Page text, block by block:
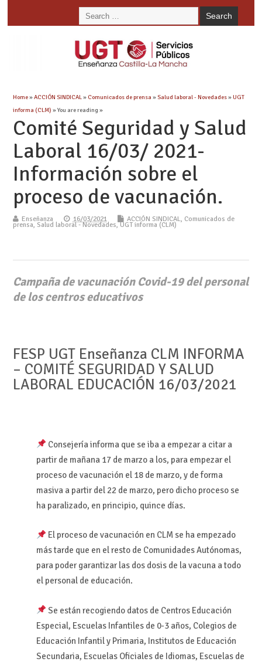
Home»ACCIÓN SINDICAL» Comunicados de prensa »Salud laboral - Novedades»UGT
informa (CLM) » You are reading »
Comité Seguridad y Salud
Laboral 16/03/ 2021-
Información sobre el
proceso de vacunación.
Enseñanza 16/03/2021 ACCIÓN SINDICAL, Comunicados de
prensa, Salud laboral - Novedades,UGT informa (CLM)
Campaña de vacunación Covid-19 del personal
de los centros educativos
FESP UGT Enseñanza CLM INFORMA
– COMITÉ SEGURIDAD Y SALUD
LABORAL EDUCACIÓN 16/03/2021
Consejería informa que se iba a empezar a citar a
partir de mañana 17 de marzo a los, para empezar el
proceso de vacunación el 18 de marzo, y de forma
masiva a partir del 22 de marzo, pero dicho proceso se
ha paralizado, en principio, quince días.
El proceso de vacunación en CLM se ha empezado
más tarde que en el resto de Comunidades Autónomas,
para poder garantizar las dos dosis de la vacuna a todo
el personal de educación.
Se están recogiendo datos de Centros Educación
Especial, Escuelas Infantiles de 0-3 años, Colegios de
Educación Infantil y Primaria, Institutos de Educación
Secundaria, Escuelas Oficiales de Idiomas, Escuelas de